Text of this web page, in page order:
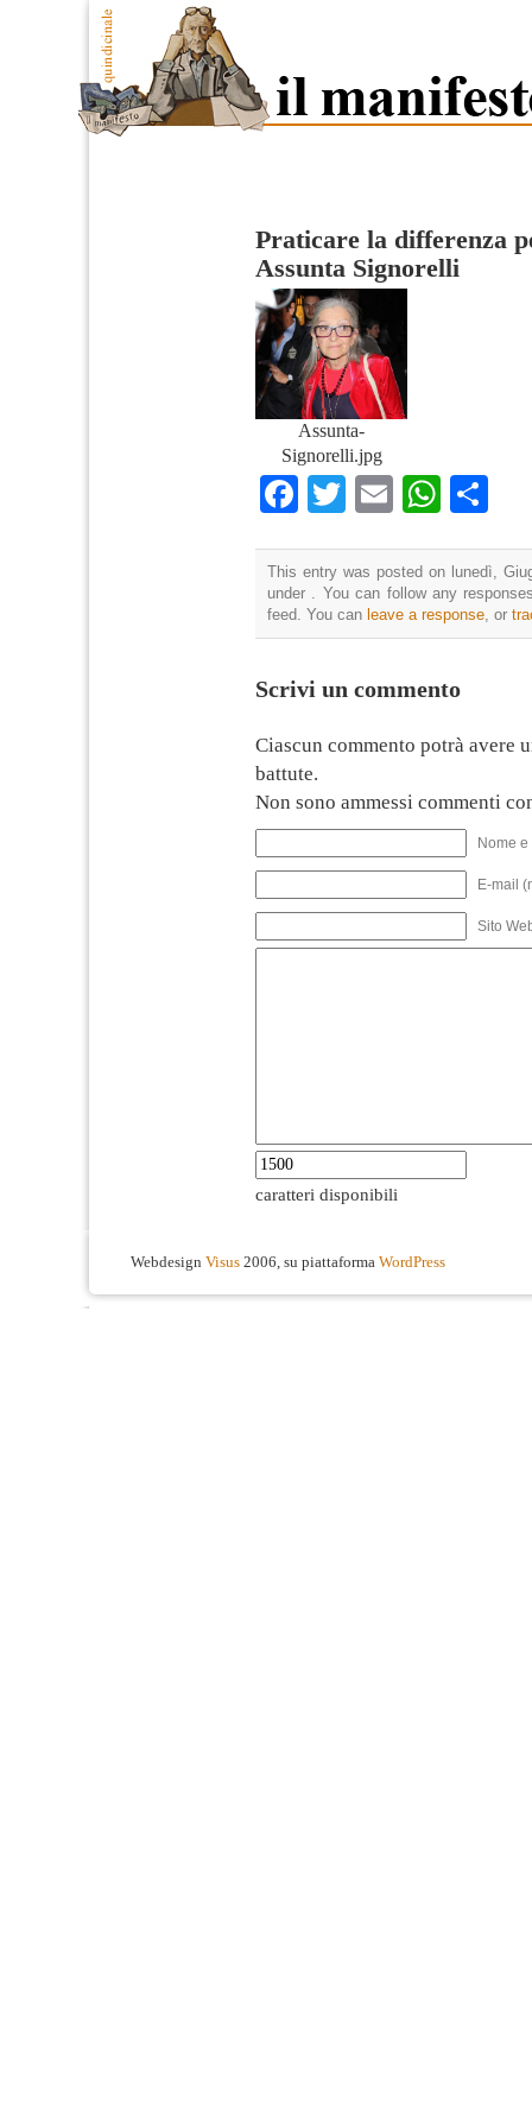
Praticare la differenza
Assunta Signorelli
Assunta-
Signorelli.jpg
Facebook
TwitterEmail
This entry was posted on lunedì,
under . You can follow any
feed. You can leave a response , or
Scrivi un commento
Ciascun commento potrà avere
battute.
Non sono ammessi commenti
Nome
E-mail
Sito
caratteri disponibili
Webdesign Visus 2006, su piattaforma WordPress